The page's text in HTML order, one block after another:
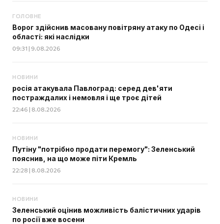
ГОЛОВНЕ
Ворог здійснив масовану повітряну атаку по Одесі і
області: які наслідки
09:31 | 9.08.2026
НОВИНИ
росія атакувала Павлоград: серед дев'яти
постраждалих і немовля і ще троє дітей
22:46 | 8.08.2026
НОВИНИ
Путіну "потрібно продати перемогу": Зеленський
пояснив, на що може піти Кремль
22:28 | 8.08.2026
НОВИНИ
Зеленський оцінив можливість балістичних ударів
по росії вже восени